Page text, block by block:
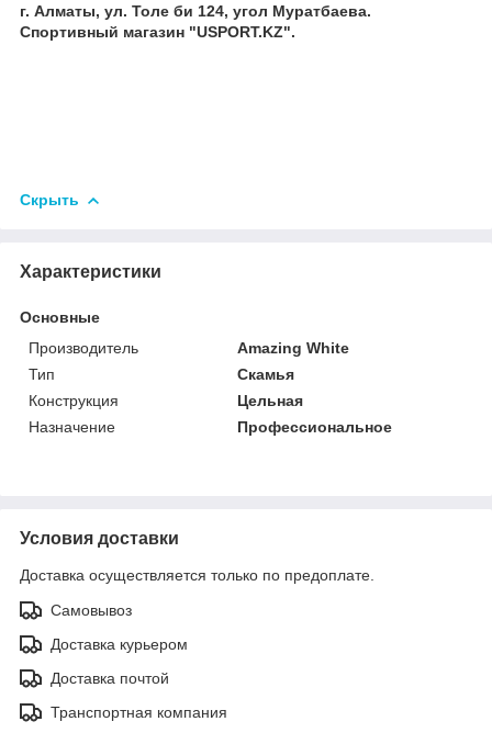
г. Алматы, ул. Толе би 124, угол Муратбаева.
Спортивный магазин "USPORT.KZ".
Скрыть
Характеристики
Основные
Производитель
Amazing White
Тип
Скамья
Конструкция
Цельная
Назначение
Профессиональное
Условия доставки
Доставка осуществляется только по предоплате.
Самовывоз
Доставка курьером
Доставка почтой
Транспортная компания